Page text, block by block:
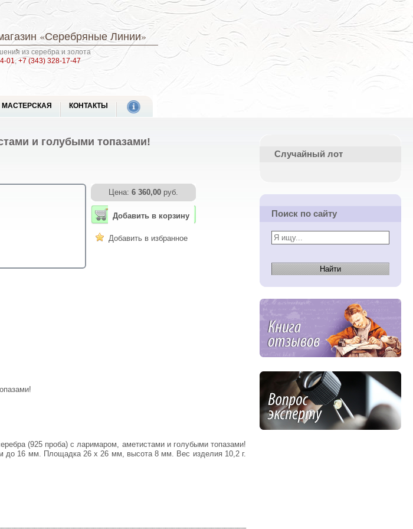
«Серебряные Линии»
из серебра и золота
01,+7 (343) 328-17-47
МАСТЕРСКАЯ КОНТАКТЫ
и голубыми топазами!
Цена: 6 360,00 руб.
Добавить в корзину
Добавить в избранное
до 16 мм. Площадка 26 х 26 мм, высота 8 мм. Вес изделия 10,2 г.
Случайный лот
Поиск по сайту